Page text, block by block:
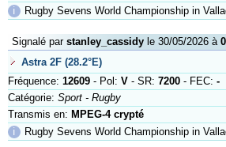
ℹ
Rugby Sevens World Championship in
Signalé par stanley_cassidyle 30/05/2026 à
Astra 2F (28.2°E)
Fréquence: 12609- Pol: V- SR: 7200- FEC: -
Catégorie: Sport - Rugby
Transmis en: MPEG-4 crypté
ℹ
Rugby Sevens World Championship in